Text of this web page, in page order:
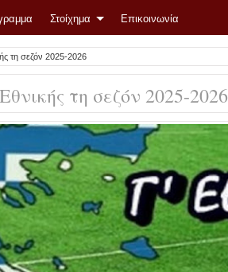
Στοίχημα Επικοινωνία
τη σεζόν 2025-2026
τη σεζόν 2025-2026